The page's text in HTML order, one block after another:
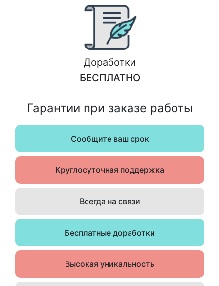
Доработки
БЕСПЛАТНО
Гарантии при заказе работы
Сообщите ваш срок
Круглосуточная поддержка
Всегда на связи
Бесплатные доработки
Высокая уникальность